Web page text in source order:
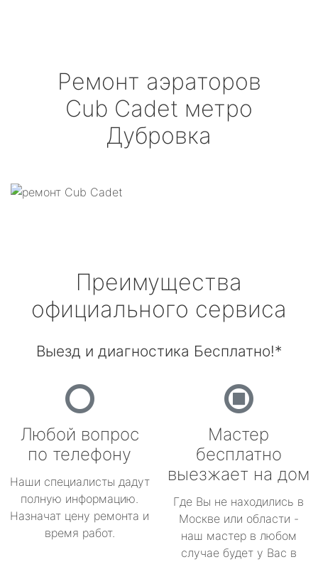
Ремонт аэраторов
Cub Cadet метро
Дубровка
Преимущества
официального сервиса
Выезд и диагностика Бесплатно!*
Любой вопрос
по телефону
Наши специалисты дадут
полную информацию.
Назначат цену ремонта и
время работ.
Мастер
бесплатно
выезжает на дом
Где Вы не находились в
Москве или области -
наш мастер в любом
случае будет у Вас в